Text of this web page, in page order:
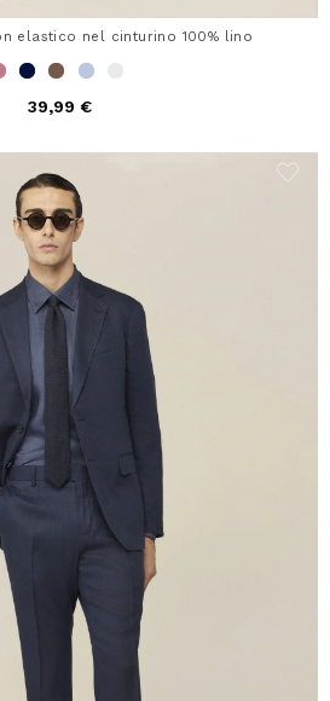
elastico nel cinturino 100% lino
39,99 €